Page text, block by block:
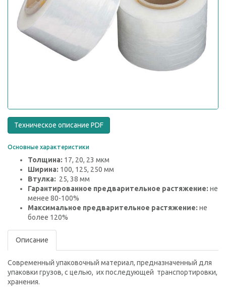
Техническое описание PDF
Основные характеристики
Толщина: 17, 20, 23 мкм
Ширина: 100, 125, 250 мм
Втулка: 25, 38 мм
Гарантированное предварительное растяжение: не
менее 80-100%
Максимальное предварительное растяжение: не
более 120%
Описание
Современный упаковочный материал, предназначенный для
упаковки грузов, с целью, их последующей транспортировки,
хранения.